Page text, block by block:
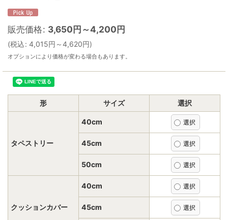
販売価格: 3,650円～4,200円
(税込: 4,015円 ～4,620円)
オプションにより価格が変わる場合もあります。
形 サイズ 選択
タペストリー
40cm
45cm
50cm
クッションカバー
40cm
45cm